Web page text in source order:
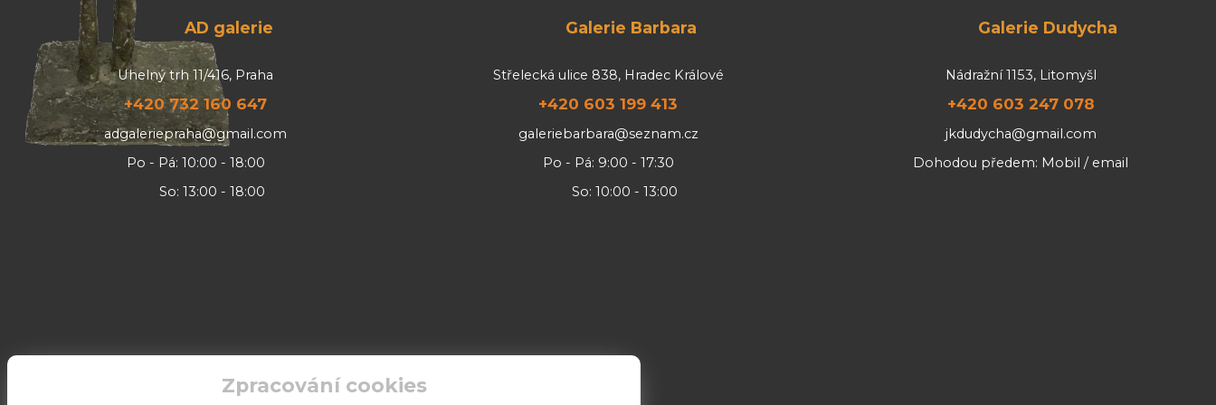
AD galerie
Uhelný trh 11/416, Praha
+420 732 160 647
adgaleriepraha@gmail.com
Po - Pá: 10:00 - 18:00
So: 13:00 - 18:00
Galerie Barbara
Střelecká ulice 838, Hradec Králové
+420 603 199 413
galeriebarbara@seznam.cz
Po - Pá: 9:00 - 17:30
So: 10:00 - 13:00
Galerie Dudycha
Nádražní 1153, Litomyšl
+420 603 247 078
jkdudycha@gmail.com
Dohodou předem: Mobil / email
Zpracování cookies